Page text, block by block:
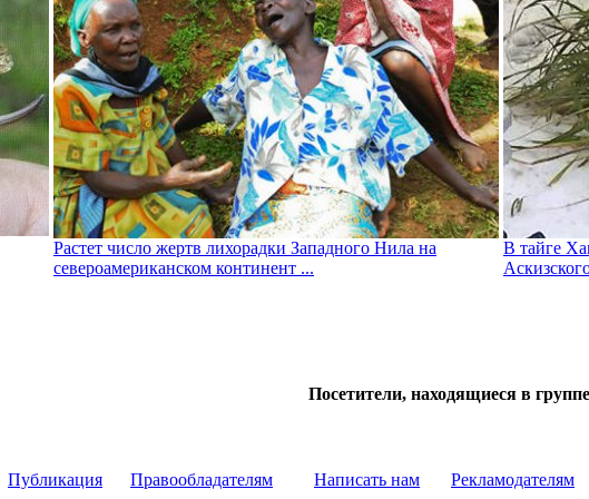
Растет число жертв лихорадки Западного Нила на
североамериканском континент ...
В тайге
Посетители, находящиеся в группе
Публикация Правообладателям Написать нам Рекламодателям